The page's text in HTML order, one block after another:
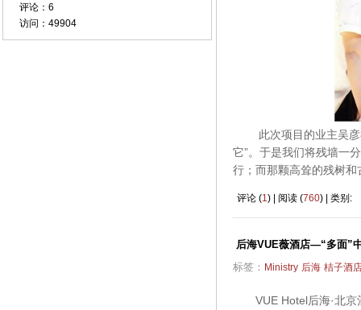
评论： 6
访问： 49904
此次项目的业主吴彦祖
它”。于是我们将残墙一
行；而那颗高耸的残树
评论 (1 ) | 阅读 (760) | 类别:
后海VUE薇酒店—“多面”
标签： Ministry 后海 桔子酒
VUE Hotel后海·北京